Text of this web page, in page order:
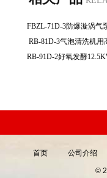
RB-81D-3气泡清洗机
首页 公司介绍
©